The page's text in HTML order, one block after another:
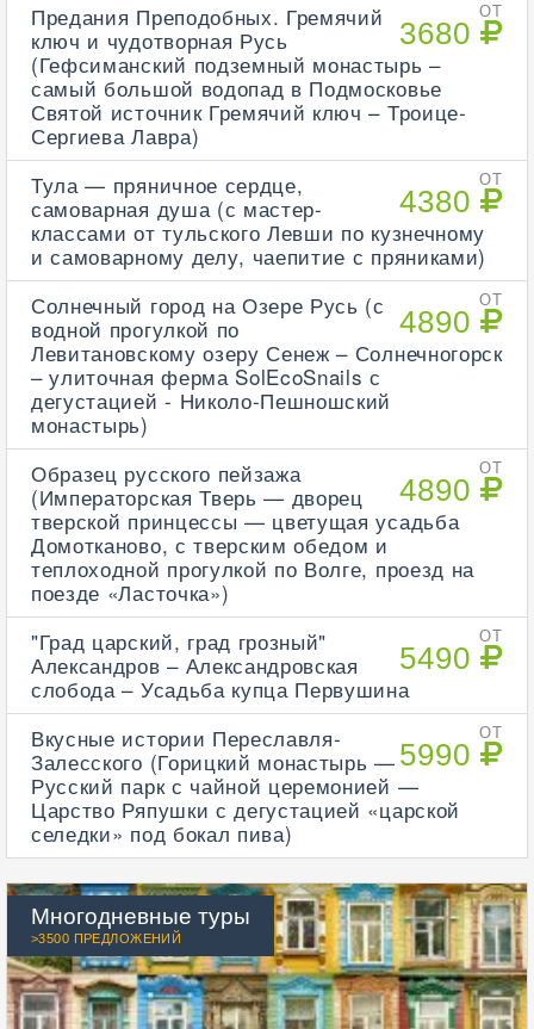
ОТ
3680
Предания Преподобных. Гремячий
ключ и чудотворная Русь
(Гефсиманский подземный монастырь –
самый большой водопад в Подмосковье
Святой источник Гремячий ключ – Троице-
Сергиева Лавра)
ОТ
4380
Тула — пряничное сердце,
самоварная душа (с мастер-
классами от тульского Левши по кузнечному
и самоварному делу, чаепитие с пряниками)
ОТ
4890
Солнечный город на Озере Русь (с
водной прогулкой по
Левитановскому озеру Сенеж – Солнечногорск
– улиточная ферма SolEcoSnails с
дегустацией - Николо-Пешношский
монастырь)
ОТ
4890
Образец русского пейзажа
(Императорская Тверь — дворец
тверской принцессы — цветущая усадьба
Домотканово, с тверским обедом и
теплоходной прогулкой по Волге, проезд на
поезде «Ласточка»)
ОТ
5490
"Град царский, град грозный"
Александров – Александровская
слобода – Усадьба купца Первушина
ОТ
5990
Вкусные истории Переславля-
Залесского (Горицкий монастырь —
Русский парк с чайной церемонией —
Царство Ряпушки с дегустацией «царской
селедки» под бокал пива)
Многодневные туры
>3500 ПРЕДЛОЖЕНИЙ